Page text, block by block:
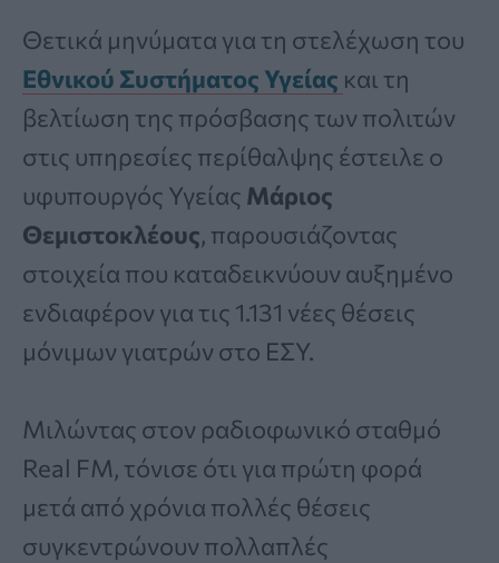
Θετικά μηνύματα για τη στελέχωση του
Εθνικού Συστήματος Υγείας και τη
βελτίωση της πρόσβασης των πολιτών
στις υπηρεσίες περίθαλψης έστειλε ο
υφυπουργός Υγείας Μάριος
Θεμιστοκλέους, παρουσιάζοντας
στοιχεία που καταδεικνύουν αυξημένο
ενδιαφέρον για τις 1.131 νέες θέσεις
μόνιμων γιατρών στο ΕΣΥ.
Μιλώντας στον ραδιοφωνικό σταθμό
Real FM, τόνισε ότι για πρώτη φορά
μετά από χρόνια πολλές θέσεις
συγκεντρώνουν πολλαπλές